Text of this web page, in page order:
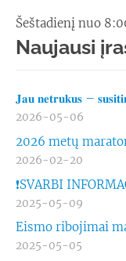
Naujausi
𝐉𝐚𝐮 𝐧𝐞𝐭𝐫𝐮𝐤𝐮𝐬 –
2026-05-06
2026 metų
2026-02-20
❗SVARBI
2025-05-09
Eismo ribojimai
2025-05-05
Šeštadienį nuo